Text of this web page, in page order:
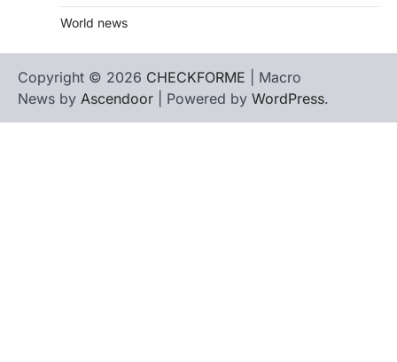
World news
Copyright © 2026 CHECKFORME | Macro
News by Ascendoor | Powered by WordPress.